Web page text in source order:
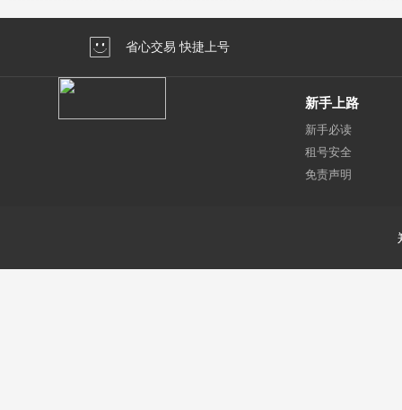
省心交易 快捷上号
新手上路
新手必读
租号安全
免责声明